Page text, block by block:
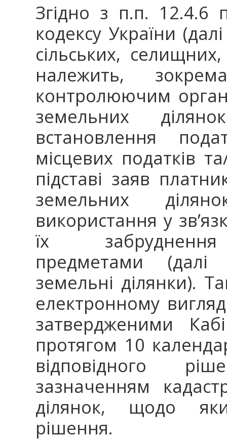
Згідно з п.п. 12.4.6
кодексу України
сільських,
належить,
контролюючим
земельних
встановлення
місцевих податків
підставі заяв
земельних
використання у
їх забруднення
предметами
земельні ділянки).
електронному
затвердженими
протягом 10
відповідного
зазначенням
ділянок, щодо
рішення.